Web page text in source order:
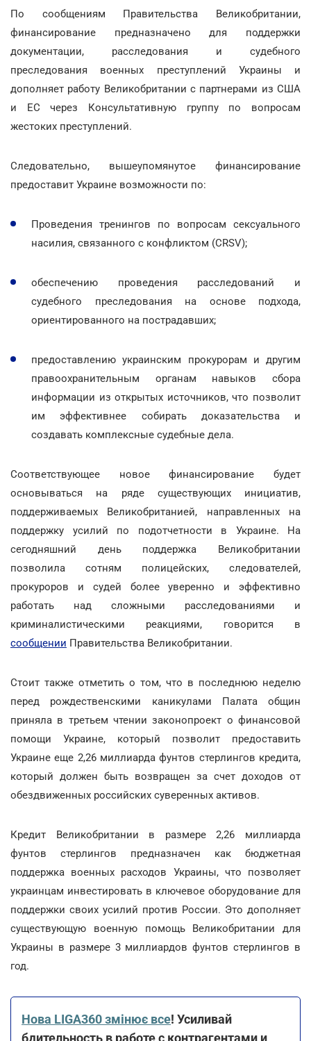
По сообщениям Правительства Великобритании,
финансирование предназначено для поддержки
документации, расследования и судебного
преследования военных преступлений Украины и
дополняет работу Великобритании с партнерами из США
и ЕС через Консультативную группу по вопросам
жестоких преступлений.
Следовательно, вышеупомянутое финансирование
предоставит Украине возможности по:
Проведения тренингов по вопросам сексуального
насилия, связанного с конфликтом (CRSV);
обеспечению проведения расследований и
судебного преследования на основе подхода,
ориентированного на пострадавших;
предоставлению украинским прокурорам и другим
правоохранительным органам навыков сбора
информации из открытых источников, что позволит
им эффективнее собирать доказательства и
создавать комплексные судебные дела.
Соответствующее новое финансирование будет
основываться на ряде существующих инициатив,
поддерживаемых Великобританией, направленных на
поддержку усилий по подотчетности в Украине. На
сегодняшний день поддержка Великобритании
позволила сотням полицейских, следователей,
прокуроров и судей более уверенно и эффективно
работать над сложными расследованиями и
криминалистическими реакциями, говорится в
сообщении Правительства Великобритании.
Стоит также отметить о том, что в последнюю неделю
перед рождественскими каникулами Палата общин
приняла в третьем чтении законопроект о финансовой
помощи Украине, который позволит предоставить
Украине еще 2,26 миллиарда фунтов стерлингов кредита,
который должен быть возвращен за счет доходов от
обездвиженных российских суверенных активов.
Кредит Великобритании в размере 2,26 миллиарда
фунтов стерлингов предназначен как бюджетная
поддержка военных расходов Украины, что позволяет
украинцам инвестировать в ключевое оборудование для
поддержки своих усилий против России. Это дополняет
существующую военную помощь Великобритании для
Украины в размере 3 миллиардов фунтов стерлингов в
год.
Нова LIGA360 змінює все! Усиливай
бдительность в работе с контрагентами и